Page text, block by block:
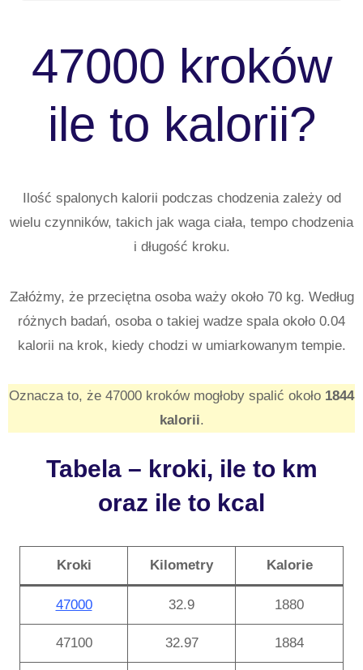
47000 kroków
ile to kalorii?
Ilość spalonych kalorii podczas chodzenia zależy od
wielu czynników, takich jak waga ciała, tempo chodzenia
i długość kroku.
Załóżmy, że przeciętna osoba waży około 70 kg. Według
różnych badań, osoba o takiej wadze spala około 0.04
kalorii na krok, kiedy chodzi w umiarkowanym tempie.
Oznacza to, że 47000 kroków mogłoby spalić około 1844
kalorii.
Tabela – kroki, ile to km
oraz ile to kcal
Kroki Kilometry Kalorie
47000 32.9 1880
47100 32.97 1884